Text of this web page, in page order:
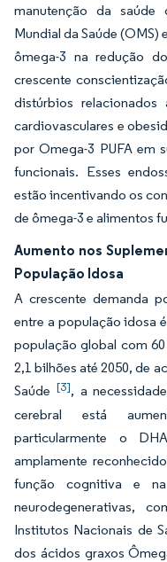
manutenção da saúde
Mundial da Saúde
ômega-3 na redução
crescente
distúrbios
cardiovasculares e
por Omega-3 PUFA em
funcionais. Esses
estão incentivando os
de ômega-3 e alimentos
Aumento nos
População Idosa
A crescente demanda
entre a população idosa
população global com
2,1 bilhões até 2050, de
Saúde [3], a
cerebral está
particularmente o
amplamente
função cognitiva e
neurodegenerativas,
Institutos Nacionais de
dos ácidos graxos